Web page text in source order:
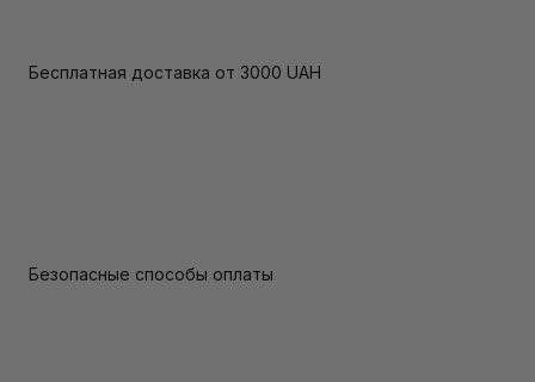
Бесплатная доставка от 3000 UAH
Безопасные способы оплаты